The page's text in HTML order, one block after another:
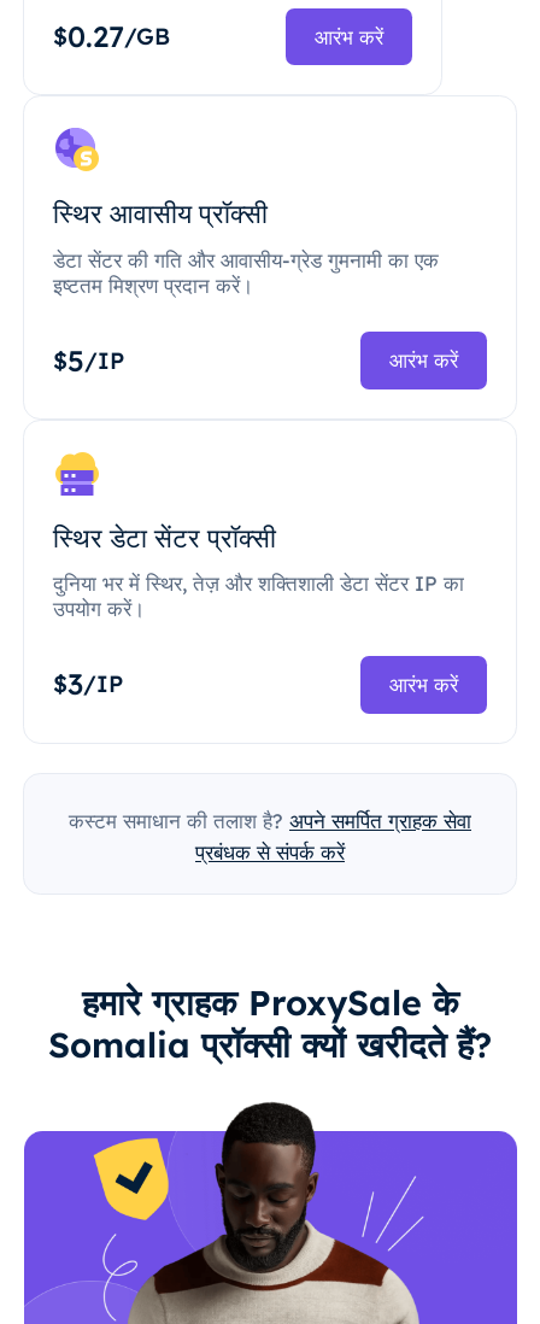
$0.27/GB आरंभ करें
स्थिर आवासीय प्रॉक्सी
डेटा सेंटर की गति और आवासीय-ग्रेड गुमनामी का एक
इष्टतम मिश्रण प्रदान करें।
$5/IP आरंभ करें
स्थिर डेटा सेंटर प्रॉक्सी
दुनिया भर में स्थिर, तेज़ और शक्तिशाली डेटा सेंटर IP का
उपयोग करें।
$3/IP आरंभ करें
कस्टम समाधान की तलाश है? अपने समर्पित ग्राहक सेवा
प्रबंधक से संपर्क करें
हमारे ग्राहक ProxySale के
Somalia प्रॉक्सी क्यों खरीदते हैं?